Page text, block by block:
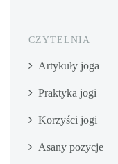
CZYTELNIA
Artykuły joga
Praktyka jogi
Korzyści jogi
Asany pozycje